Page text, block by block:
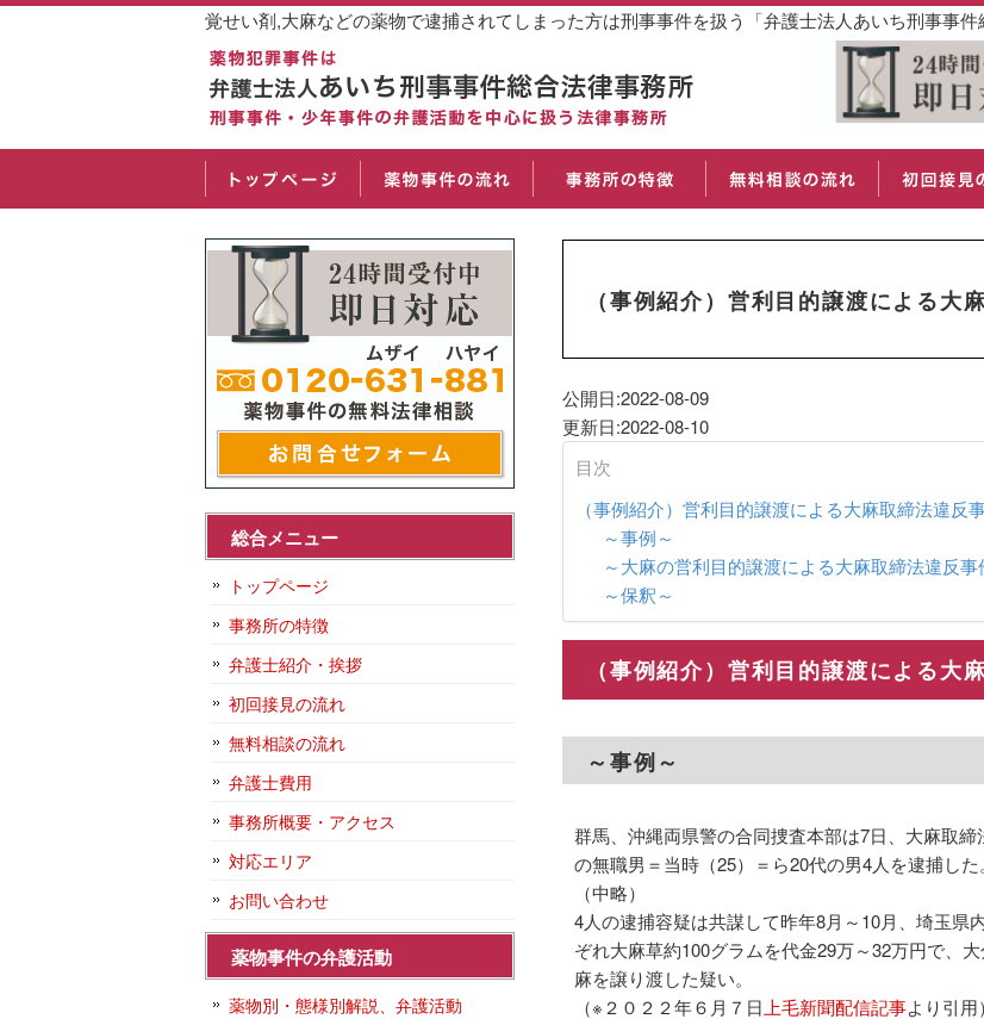
覚せい剤,大麻などの薬物で逮捕されてしまった方は刑事事件を扱う「弁護士法人あいち刑事事件
（事例紹介）営利目的譲渡による大
公開日:2022-08-09
更新日:2022-08-10
目次
（事例紹介）営利目的譲渡による大麻取締法違反
～事例～
～大麻の営利目的譲渡による大麻取締法違反事
～保釈～
（事例紹介）営利目的譲渡による大
～事例～
群馬、沖縄両県警の合同捜査本部は7日、大麻取
の無職男＝当時（25）＝ら20代の男4人を逮捕した。
（中略）
4人の逮捕容疑は共謀して昨年8月～10月、埼玉
ぞれ大麻草約100グラムを代金29万～32万円で、
麻を譲り渡した疑い。
（※２０２２年６月７日 上毛新聞配信記事より引用）
総合メニュー
トップページ
事務所の特徴
弁護士紹介・挨拶
初回接見の流れ
無料相談の流れ
弁護士費用
事務所概要・アクセス
対応エリア
お問い合わせ
薬物事件の弁護活動
薬物別・態様別解説、弁護活動